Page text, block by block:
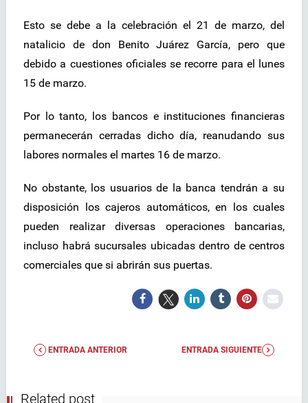
Esto se debe a la celebración el 21 de marzo, del
natalicio de don Benito Juárez García, pero que
debido a cuestiones oficiales se recorre para el lunes
15 de marzo.
Por lo tanto, los bancos e instituciones financieras
permanecerán cerradas dicho día, reanudando sus
labores normales el martes 16 de marzo.
No obstante, los usuarios de la banca tendrán a su
disposición los cajeros automáticos, en los cuales
pueden realizar diversas operaciones bancarias,
incluso habrá sucursales ubicadas dentro de centros
comerciales que si abrirán sus puertas.
ENTRADA ANTERIOR ENTRADA SIGUIENTE
Related post